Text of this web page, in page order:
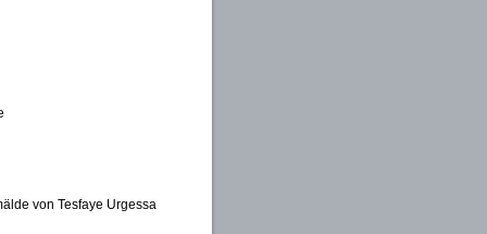
von Tesfaye Urgessa